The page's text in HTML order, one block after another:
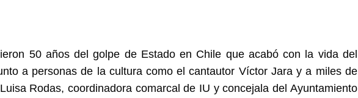
50 años del golpe de Estado en Chile que acabó con la vida del
a personas de la cultura como el cantautor Víctor Jara y a miles de
Rodas, coordinadora comarcal de IU y concejala del Ayuntamiento